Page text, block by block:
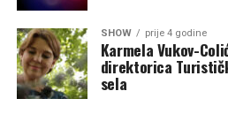
SHOW prije 4 godine
Karmela Vukov-
direktorica
sela